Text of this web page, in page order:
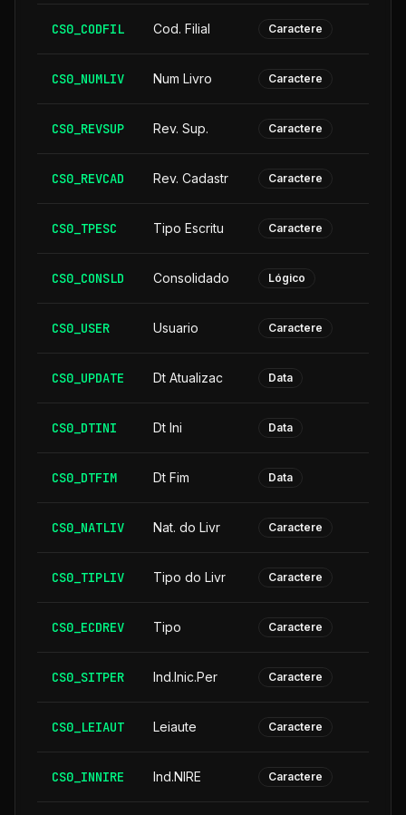
CS0_CODFIL Cod. Filial Caractere
CS0_NUMLIV Num Livro Caractere
CS0_REVSUP Rev. Sup. Caractere
CS0_REVCAD Rev. Cadastr Caractere
CS0_TPESC Tipo Escritu Caractere
CS0_CONSLD Consolidado Lógico
CS0_USER Usuario Caractere
CS0_UPDATE Dt Atualizac Data
CS0_DTINI Dt Ini Data
CS0_DTFIM Dt Fim Data
CS0_NATLIV Nat. do Livr Caractere
CS0_TIPLIV Tipo do Livr Caractere
CS0_ECDREV Tipo Caractere
CS0_SITPER Ind.Inic.Per Caractere
CS0_LEIAUT Leiaute Caractere
CS0_INNIRE Ind.NIRE Caractere